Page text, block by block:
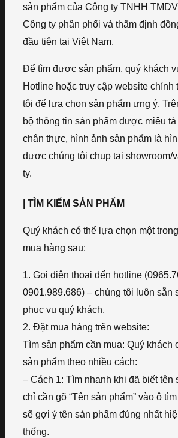
sản phẩm của Công ty TNHH
Công ty phân phối và thẩm định
đầu tiên tại Việt Nam.
Để tìm được sản phẩm, quý khách
Hotline hoặc truy cập website chính
tôi để lựa chọn sản phẩm ưng ý.
bộ thông tin sản phẩm được miêu
chân thực, hình ảnh sản phẩm là
được chúng tôi chụp tại showroom/
ty.
| TÌM KIẾM SẢN PHẨM
Quý khách có thể lựa chọn một
mua hàng sau:
1. Gọi điện thoại đến hotline
0901.989.686) – chúng tôi luôn sẵn
phục vụ quý khách.
2. Đặt mua hàng trên website:
Tìm sản phẩm cần mua: Quý khách
sản phẩm theo nhiều cách:
– Cách 1: Tìm nhanh khi đã biết tên
chỉ cần gõ “Tên sản phẩm” vào ô
sẽ gợi ý tên sản phẩm đúng nhất
thống.